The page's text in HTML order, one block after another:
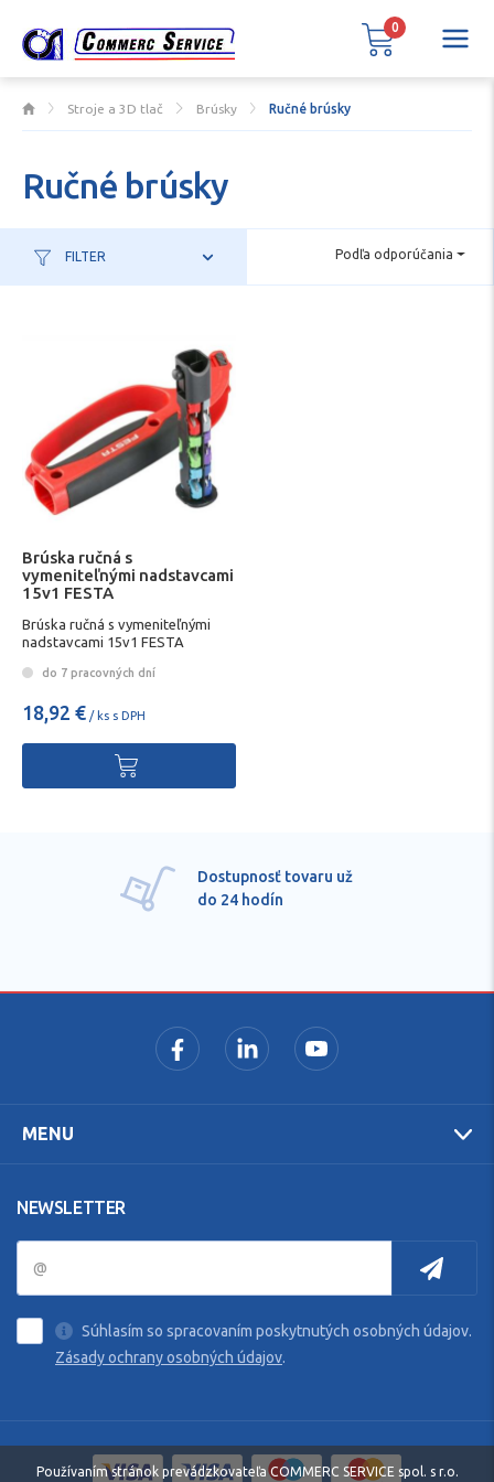
Stroje a 3D tlač Brúsky Ručné brúsky
Ručné brúsky
FILTER Podľa odporúčania
Brúska ručná s
vymeniteľnými nadstavcami
15v1 FESTA
Brúska ručná s vymeniteľnými
nadstavcami 15v1 FESTA
do 7 pracovných dní
18,92 € / ks s DPH
Dostupnosť tovaru už
do 24 hodín
MENU
NEWSLETTER
Súhlasím so spracovaním poskytnutých osobných údajov.
Zásady ochrany osobných údajov.
0
Používaním stránok prevádzkovateľa COMMERC SERVICE spol. s r.o.